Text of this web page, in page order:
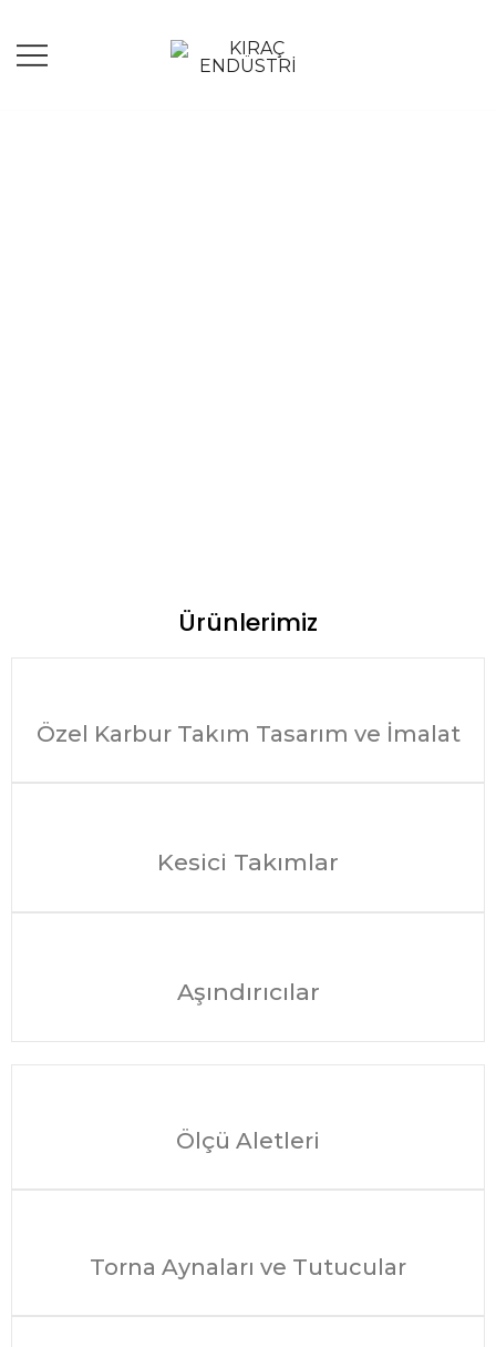
Ürünlerimiz
Özel Karbur Takım Tasarım ve İmalat
Kesici Takımlar
Aşındırıcılar
Ölçü Aletleri
Torna Aynaları ve Tutucular